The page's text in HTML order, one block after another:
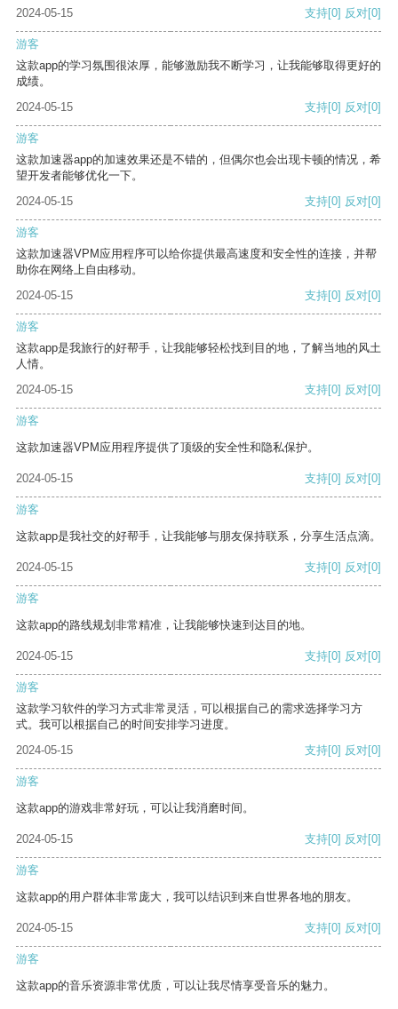
2024-05-15 支持[0] 反对[0]
游客
这款app的学习氛围很浓厚，能够激励我不断学习，让我能够取得更好的
成绩。
2024-05-15
支持[0] 反对[0]
游客
这款加速器app的加速效果还是不错的，但偶尔也会出现卡顿的情况，希
望开发者能够优化一下。
2024-05-15
支持[0] 反对[0]
游客
这款加速器VPM应用程序可以给你提供最高速度和安全性的连接，并帮
助你在网络上自由移动。
2024-05-15
支持[0] 反对[0]
游客
这款app是我旅行的好帮手，让我能够轻松找到目的地，了解当地的风土
人情。
2024-05-15
支持[0] 反对[0]
游客
这款加速器VPM应用程序提供了顶级的安全性和隐私保护。
2024-05-15 支持[0] 反对[0]
游客
这款app是我社交的好帮手，让我能够与朋友保持联系，分享生活点滴。
2024-05-15 支持[0] 反对[0]
游客
这款app的路线规划非常精准，让我能够快速到达目的地。
2024-05-15 支持[0] 反对[0]
游客
这款学习软件的学习方式非常灵活，可以根据自己的需求选择学习方
式。我可以根据自己的时间安排学习进度。
2024-05-15
支持[0] 反对[0]
游客
这款app的游戏非常好玩，可以让我消磨时间。
2024-05-15 支持[0] 反对[0]
游客
这款app的用户群体非常庞大，我可以结识到来自世界各地的朋友。
2024-05-15 支持[0] 反对[0]
游客
这款app的音乐资源非常优质，可以让我尽情享受音乐的魅力。